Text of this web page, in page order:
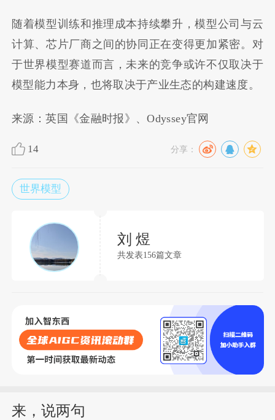
随着模型训练和推理成本持续攀升，模型公司与云
计算、芯片厂商之间的协同正在变得更加紧密。对
于世界模型赛道而言，未来的竞争或许不仅取决于
模型能力本身，也将取决于产业生态的构建速度。
来源：英国《金融时报》、Odyssey官网
14 分享：
世界模型
刘 煜
共发表156篇文章
来，说两句